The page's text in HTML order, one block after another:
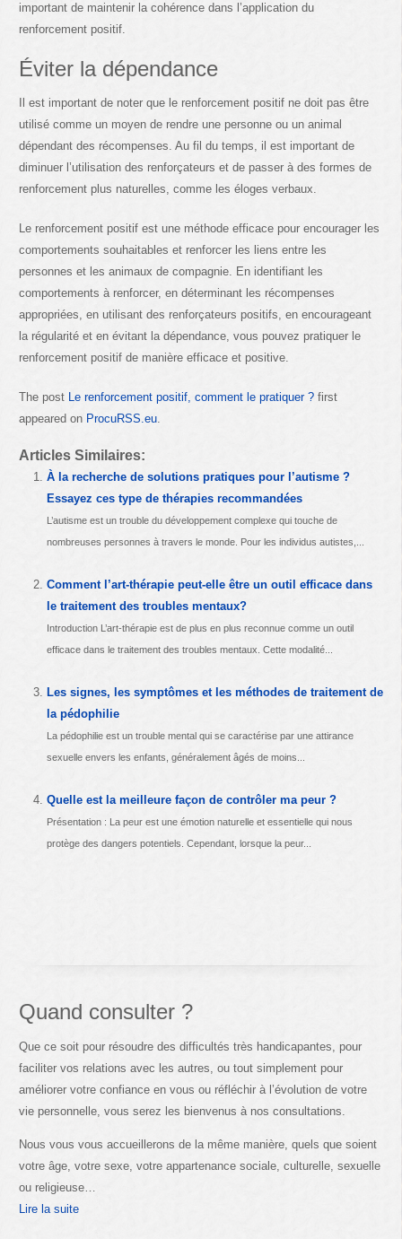
important de maintenir la cohérence dans l’application du
renforcement positif.
Éviter la dépendance
Il est important de noter que le renforcement positif ne doit pas être
utilisé comme un moyen de rendre une personne ou un animal
dépendant des récompenses. Au fil du temps, il est important de
diminuer l’utilisation des renforçateurs et de passer à des formes de
renforcement plus naturelles, comme les éloges verbaux.
Le renforcement positif est une méthode efficace pour encourager les
comportements souhaitables et renforcer les liens entre les
personnes et les animaux de compagnie. En identifiant les
comportements à renforcer, en déterminant les récompenses
appropriées, en utilisant des renforçateurs positifs, en encourageant
la régularité et en évitant la dépendance, vous pouvez pratiquer le
renforcement positif de manière efficace et positive.
The post Le renforcement positif, comment le pratiquer ? first
appeared on ProcuRSS.eu.
Articles Similaires:
À la recherche de solutions pratiques pour l’autisme ?
Essayez ces type de thérapies recommandées
L’autisme est un trouble du développement complexe qui touche de
nombreuses personnes à travers le monde. Pour les individus autistes,...
Comment l’art-thérapie peut-elle être un outil efficace dans
le traitement des troubles mentaux?
Introduction L’art-thérapie est de plus en plus reconnue comme un outil
efficace dans le traitement des troubles mentaux. Cette modalité...
Les signes, les symptômes et les méthodes de traitement de
la pédophilie
La pédophilie est un trouble mental qui se caractérise par une attirance
sexuelle envers les enfants, généralement âgés de moins...
Quelle est la meilleure façon de contrôler ma peur ?
Présentation : La peur est une émotion naturelle et essentielle qui nous
protège des dangers potentiels. Cependant, lorsque la peur...
Quand consulter ?
Que ce soit pour résoudre des difficultés très handicapantes, pour
faciliter vos relations avec les autres, ou tout simplement pour
améliorer votre confiance en vous ou réfléchir à l’évolution de votre
vie personnelle, vous serez les bienvenus à nos consultations.
Nous vous vous accueillerons de la même manière, quels que soient
votre âge, votre sexe, votre appartenance sociale, culturelle, sexuelle
ou religieuse…
Lire la suite